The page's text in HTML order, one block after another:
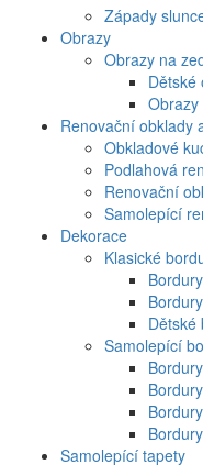
Západy
Obrazy
Obrazy na
Dětské
Obrazy
Renovační obklady
Obkladové
Podlahová
Renovační
Samolepící
Dekorace
Klasické
Dětské
Samolepící
Samolepící tapety